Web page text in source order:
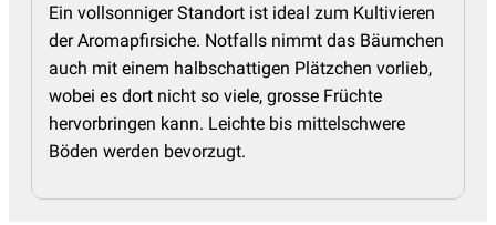
Ein vollsonniger Standort ist ideal zum Kultivieren
der Aromapfirsiche. Notfalls nimmt das Bäumchen
auch mit einem halbschattigen Plätzchen vorlieb,
wobei es dort nicht so viele, grosse Früchte
hervorbringen kann. Leichte bis mittelschwere
Böden werden bevorzugt.